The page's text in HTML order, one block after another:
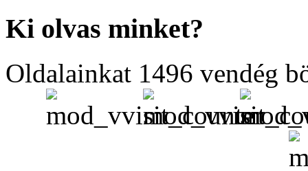
Ki olvas minket?
Oldalainkat 1496 vendég